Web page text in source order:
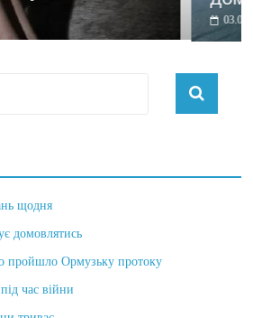
щодня
домовлятись
пройшло Ормузьку протоку
час війни